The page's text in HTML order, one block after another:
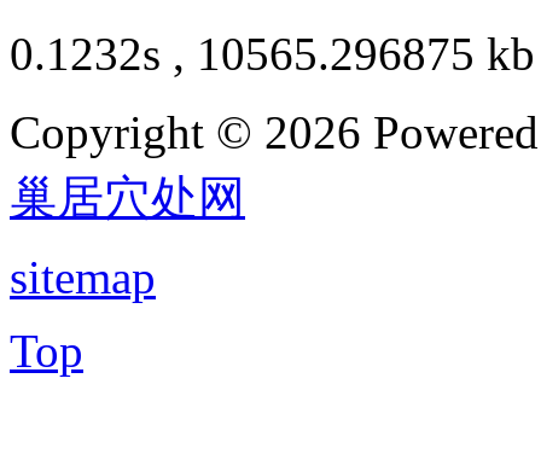
0.1232s , 10565.296875 kb
Copyright © 2026
巢居穴处网
sitemap
Top